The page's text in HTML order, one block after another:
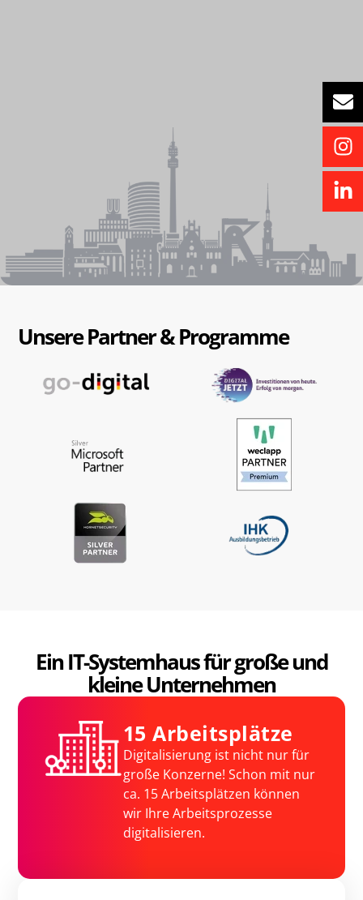
IT-Service & IT-Beratung für Unternehmen rund
Bochum, Dortmund, Essen und das gesamte
Ruhrgebiet.
ONLINETERMIN IT-ERSTBERATUNG BUCHEN
Unsere Partner & Programme
Ein IT-Systemhaus für große und
kleine Unternehmen
15 Arbeitsplätze
Digitalisierung ist nicht nur für
große Konzerne! Schon mit nur
ca. 15 Arbeitsplätzen können
wir Ihre Arbeitsprozesse
digitalisieren.